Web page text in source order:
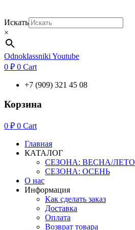
Искать
×
Odnoklassniki Youtube
0 ₽ 0 Cart
+7 (909) 321 45 08
Корзина
0 ₽ 0 Cart
Главная
КАТАЛОГ
СЕЗОНА: ВЕСНА/ЛЕТО
СЕЗОНА: ОСЕНЬ
О нас
Информация
Как сделать заказ
Доставка
Оплата
Возврат товара